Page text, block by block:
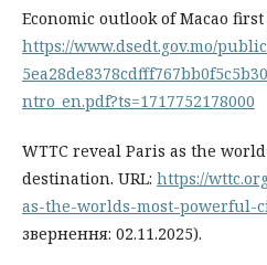
Economic outlook of Macao
https://www.dsedt.gov.mo/
ntro_en.pdf?ts=1717752178000
WTTC reveal Paris as the
destination. URL: https://
as-the-worlds-most-powerful-
звернення: 02.11.2025).